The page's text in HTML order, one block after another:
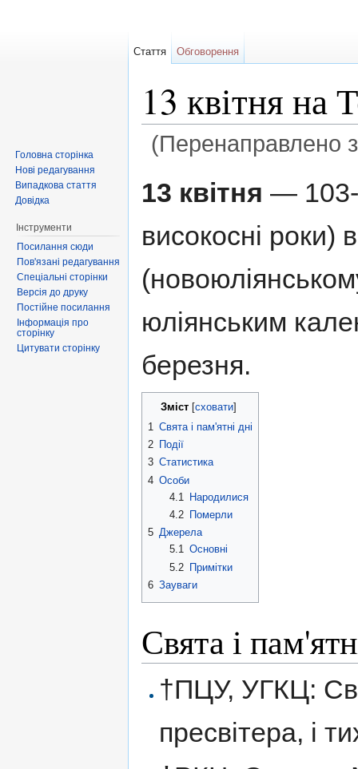
13 квітня на
(Перенаправлено
13 квітня — 103-
високосні роки)
юліянським
березня.
Зміст [сховати]
1 Свята і пам'ятні дні
2 Події
3 Статистика
4 Особи
4.1
Народилися
4.2
Померли
5 Джерела
5.1 Основні
5.2 Примітки
6 Зауваги
Свята і
†ПЦУ, УГКЦ:
пресвітера, і
Стаття Обговорення
Головна сторінка
Нові редагування
Випадкова стаття
Довідка
Інструменти
Посилання сюди
Пов'язані редагування
Спеціальні сторінки
Версія до друку
Постійне посилання
Інформація про
сторінку
Цитувати сторінку